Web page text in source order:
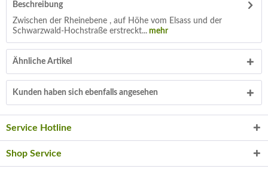
Beschreibung
Zwischen der Rheinebene , auf Höhe vom Elsass und der
Schwarzwald-Hochstraße erstreckt... mehr
Ähnliche Artikel
Kunden haben sich ebenfalls angesehen
Service Hotline
Shop Service